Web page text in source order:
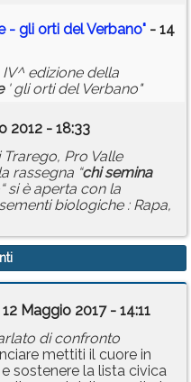
- gli orti del Verbano" - 14
edizione della
' gli orti del Verbano"
2012 - 18:33
Pro Valle
rassegna “chi semina
si è aperta con la
biologiche : Rapa,
Maggio 2017 - 14:11
di confronto
mettiti il cuore in
sostenere la lista civica